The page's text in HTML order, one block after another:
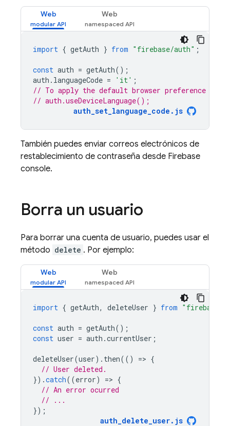
Web Web
import { getAuth } from "firebase/auth" ;
const auth = getAuth();
auth . languageCode = 'it' ;
// To apply the default browser preference
// auth.useDeviceLanguage();
auth_set_language_code.js
También puedes enviar correos electrónicos de
restablecimiento de contraseña desde Firebase
console.
Borra un usuario
Para borrar una cuenta de usuario, puedes usar el
método delete . Por ejemplo:
Web Web
import { getAuth, deleteUser } from "firebase/
const auth = getAuth();
const user = auth .currentUser ;
deleteUser(user). then(() => {
// User deleted.
}).catch((error) => {
// An error ocurred
// ...
});
auth_delete_user. js